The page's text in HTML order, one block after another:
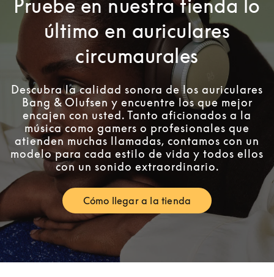
Pruebe en nuestra tienda lo
último en auriculares
circumaurales
Descubra la calidad sonora de los auriculares
Bang & Olufsen y encuentre los que mejor
encajen con usted. Tanto aficionados a la
música como gamers o profesionales que
atienden muchas llamadas, contamos con un
modelo para cada estilo de vida y todos ellos
con un sonido extraordinario.
Cómo llegar a la tienda
Link Opens in New Tab